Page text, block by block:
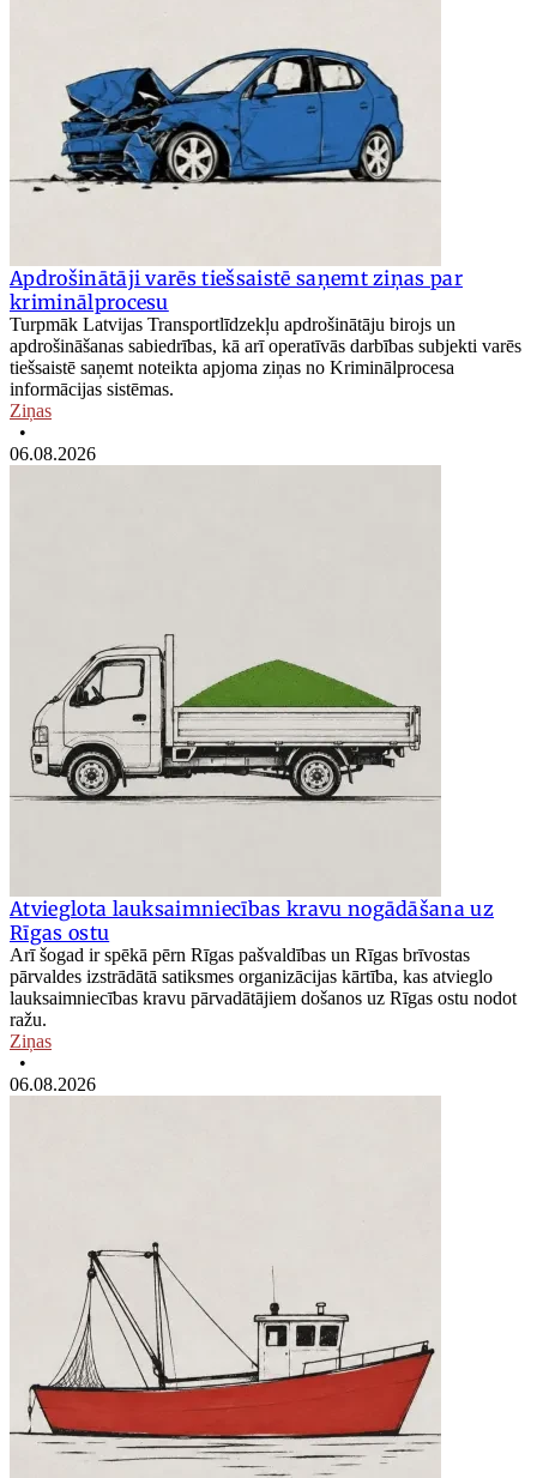
Apdrošinātāji varēs tiešsaistē saņemt ziņas par
kriminālprocesu
Turpmāk Latvijas Transportlīdzekļu apdrošinātāju birojs un
apdrošināšanas sabiedrības, kā arī operatīvās darbības subjekti varēs
tiešsaistē saņemt noteikta apjoma ziņas no Kriminālprocesa
informācijas sistēmas.
Ziņas
•
06.08.2026
Atvieglota lauksaimniecības kravu nogādāšana uz
Rīgas ostu
Arī šogad ir spēkā pērn Rīgas pašvaldības un Rīgas brīvostas
pārvaldes izstrādātā satiksmes organizācijas kārtība, kas atvieglo
lauksaimniecības kravu pārvadātājiem došanos uz Rīgas ostu nodot
ražu.
Ziņas
•
06.08.2026